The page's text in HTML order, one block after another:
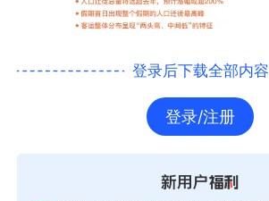
登录后下载全部内容
登录/注册